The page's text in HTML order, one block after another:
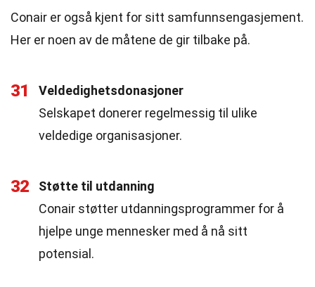
Conair er også kjent for sitt samfunnsengasjement.
Her er noen av de måtene de gir tilbake på.
31
Veldedighetsdonasjoner
Selskapet donerer regelmessig til ulike
veldedige organisasjoner.
32
Støtte til utdanning
Conair støtter utdanningsprogrammer for å
hjelpe unge mennesker med å nå sitt
potensial.